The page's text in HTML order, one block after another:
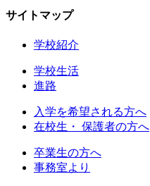
サイトマップ
学校紹介
学校生活
進路
入学を希望される方へ
在校生・ 保護者の方へ
卒業生の方へ
事務室より